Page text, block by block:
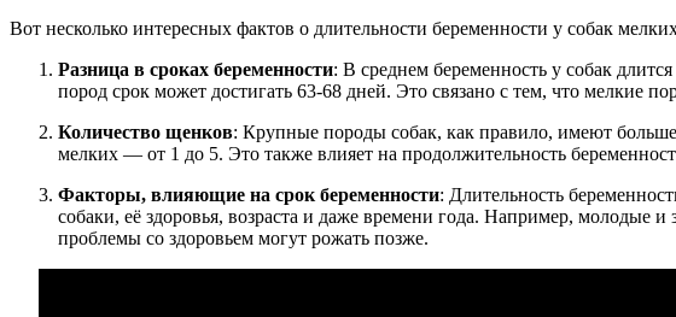
Вот несколько интересных фактов о длительности беременности у собак
Разница в сроках беременности: В среднем беременность у собак
пород срок может достигать 63-68 дней. Это связано с тем, что мелкие
Количество щенков: Крупные породы собак, как правило, имеют
мелких — от 1 до 5. Это также влияет на продолжительность
Факторы, влияющие на срок беременности: Длительность
собаки, её здоровья, возраста и даже времени года. Например, молодые
проблемы со здоровьем могут рожать позже.